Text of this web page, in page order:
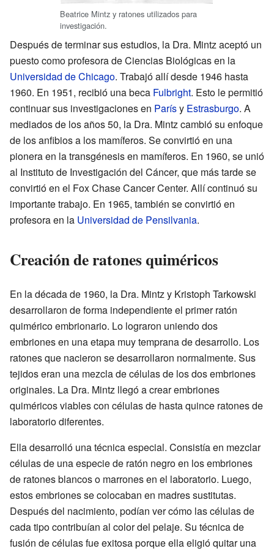
Beatrice Mintz y ratones utilizados para
investigación.
Después de terminar sus estudios, la Dra. Mintz aceptó un
puesto como profesora de Ciencias Biológicas en la
Universidad de Chicago. Trabajó allí desde 1946 hasta
1960. En 1951, recibió una beca Fulbright. Esto le permitió
continuar sus investigaciones en Parísy Estrasburgo. A
mediados de los años 50, la Dra. Mintz cambió su enfoque
de los anfibios a los mamíferos. Se convirtió en una
pionera en la transgénesis en mamíferos. En 1960, se unió
al Instituto de Investigación del Cáncer, que más tarde se
convirtió en el Fox Chase Cancer Center. Allí continuó su
importante trabajo. En 1965, también se convirtió en
profesora en la Universidad de Pensilvania.
Creación de ratones quiméricos
En la década de 1960, la Dra. Mintz y Kristoph Tarkowski
desarrollaron de forma independiente el primer ratón
quimérico embrionario. Lo lograron uniendo dos
embriones en una etapa muy temprana de desarrollo. Los
ratones que nacieron se desarrollaron normalmente. Sus
tejidos eran una mezcla de células de los dos embriones
originales. La Dra. Mintz llegó a crear embriones
quiméricos viables con células de hasta quince ratones de
laboratorio diferentes.
Ella desarrolló una técnica especial. Consistía en mezclar
células de una especie de ratón negro en los embriones
de ratones blancos o marrones en el laboratorio. Luego,
estos embriones se colocaban en madres sustitutas.
Después del nacimiento, podían ver cómo las células de
cada tipo contribuían al color del pelaje. Su técnica de
fusión de células fue exitosa porque ella eligió quitar una